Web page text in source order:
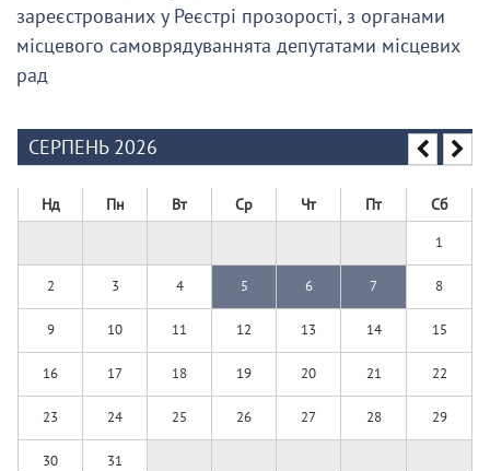
зареєстрованих у Реєстрі прозорості, з органами
місцевого самоврядуваннята депутатами місцевих
рад
СЕРПЕНЬ 2026
Нд Пн Вт Ср Чт Пт Сб
1
2 3 4 5 6 7 8
9 10 11 12 13 14 15
16 17 18 19 20 21 22
23 24 25 26 27 28 29
30 31